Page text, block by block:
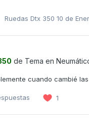
Ruedas Dtx 350 10 de
de Tema en
cuando cambié
1